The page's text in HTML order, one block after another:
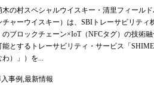
木の村スペシャルウイスキー・清里フィール
チャーウイスキー）は、SBIトレーサビリテ
のブロックチェーン×IoT（NFCタグ）の技術
能とするトレーサビリティ・サービス「
わ）」）を...
事例,最新情報